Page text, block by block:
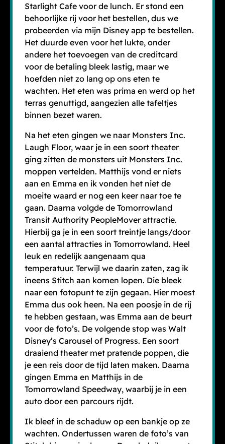
Starlight Cafe voor de lunch. Er stond een
behoorlijke rij voor het bestellen, dus we
probeerden via mijn Disney app te bestellen.
Het duurde even voor het lukte, onder
andere het toevoegen van de creditcard
voor de betaling bleek lastig, maar we
hoefden niet zo lang op ons eten te
wachten. Het eten was prima en werd op het
terras genuttigd, aangezien alle tafeltjes
binnen bezet waren.
Na het eten gingen we naar Monsters Inc.
Laugh Floor, waar je in een soort theater
ging zitten de monsters uit Monsters Inc.
moppen vertelden. Matthijs vond er niets
aan en Emma en ik vonden het niet de
moeite waard er nog een keer naar toe te
gaan. Daarna volgde de Tomorrowland
Transit Authority PeopleMover attractie.
Hierbij ga je in een soort treintje langs/door
een aantal attracties in Tomorrowland. Heel
leuk en redelijk aangenaam qua
temperatuur. Terwijl we daarin zaten, zag ik
ineens Stitch aan komen lopen. Die bleek
naar een fotopunt te zijn gegaan. Hier moest
Emma dus ook heen. Na een poosje in de rij
te hebben gestaan, was Emma aan de beurt
voor de foto’s. De volgende stop was Walt
Disney’s Carousel of Progress. Een soort
draaiend theater met pratende poppen, die
je een reis door de tijd laten maken. Daarna
gingen Emma en Matthijs in de
Tomorrowland Speedway, waarbij je in een
auto door een parcours rijdt.
Ik bleef in de schaduw op een bankje op ze
wachten. Ondertussen waren de foto’s van